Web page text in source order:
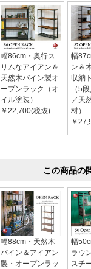
幅86cm・奥行ス
リムなアイアン＆
天然木バイン製オ
ープンラック（オ
イル塗装）
￥22,700(税抜)
幅
ン＆
収納
（5
／天
材）
￥
この商品の
幅88cm・天然木
パイン＆アイアン
製・オープンラッ
幅
ラウ
スチ